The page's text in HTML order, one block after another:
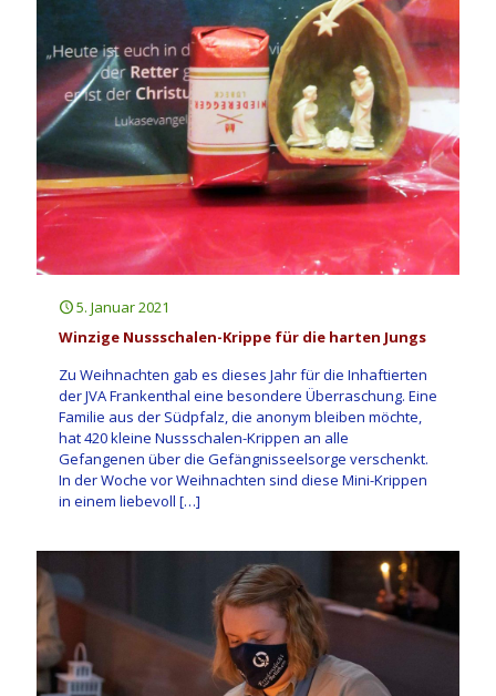
5. Januar 2021
Winzige Nussschalen-Krippe für die harten Jungs
Zu Weihnachten gab es dieses Jahr für die Inhaftierten
der JVA Frankenthal eine besondere Überraschung. Eine
Familie aus der Südpfalz, die anonym bleiben möchte,
hat 420 kleine Nussschalen-Krippen an alle
Gefangenen über die Gefängnisseelsorge verschenkt.
In der Woche vor Weihnachten sind diese Mini-Krippen
in einem liebevoll […]